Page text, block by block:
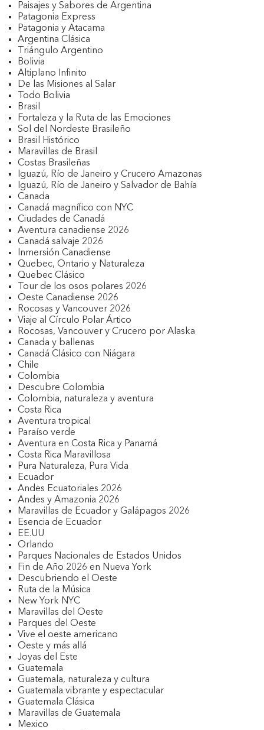
Paisajes y Sabores de Argentina
Patagonia Express
Patagonia y Atacama
Argentina Clásica
Triángulo Argentino
Bolivia
Altiplano Infinito
De las Misiones al Salar
Todo Bolivia
Brasil
Fortaleza y la Ruta de las Emociones
Sol del Nordeste Brasileño
Brasil Histórico
Maravillas de Brasil
Costas Brasileñas
Iguazú, Río de Janeiro y Crucero Amazonas
Iguazú, Río de Janeiro y Salvador de Bahía
Canada
Canadá magnífico con NYC
Ciudades de Canadá
Aventura canadiense 2026
Canadá salvaje 2026
Inmersión Canadiense
Quebec, Ontario y Naturaleza
Quebec Clásico
Tour de los osos polares 2026
Oeste Canadiense 2026
Rocosas y Vancouver 2026
Viaje al Círculo Polar Ártico
Rocosas, Vancouver y Crucero por Alaska
Canada y ballenas
Canadá Clásico con Niágara
Chile
Colombia
Descubre Colombia
Colombia, naturaleza y aventura
Costa Rica
Aventura tropical
Paraíso verde
Aventura en Costa Rica y Panamá
Costa Rica Maravillosa
Pura Naturaleza, Pura Vida
Ecuador
Andes Ecuatoriales 2026
Andes y Amazonia 2026
Maravillas de Ecuador y Galápagos 2026
Esencia de Ecuador
EE.UU
Orlando
Parques Nacionales de Estados Unidos
Fin de Año 2026 en Nueva York
Descubriendo el Oeste
Ruta de la Música
New York NYC
Maravillas del Oeste
Parques del Oeste
Vive el oeste americano
Oeste y más allá
Joyas del Este
Guatemala
Guatemala, naturaleza y cultura
Guatemala vibrante y espectacular
Guatemala Clásica
Maravillas de Guatemala
Mexico